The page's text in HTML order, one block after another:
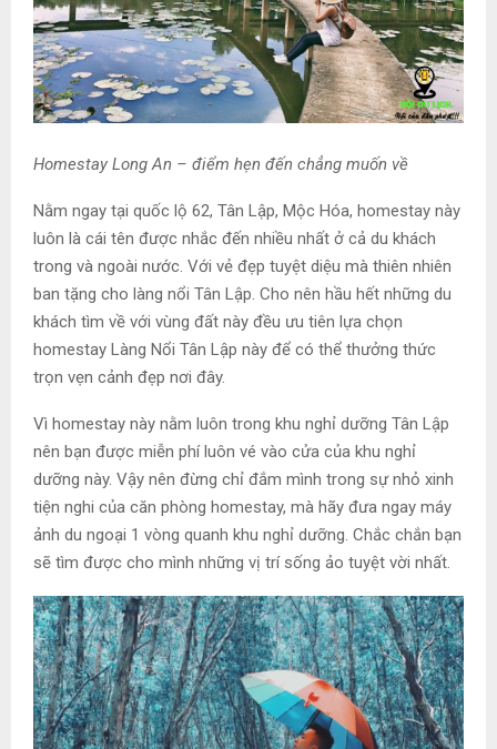
Homestay Long An – điểm hẹn đến chẳng muốn về
Nằm ngay tại quốc lộ 62, Tân Lập, Mộc Hóa, homestay này
luôn là cái tên được nhắc đến nhiều nhất ở cả du khách
trong và ngoài nước. Với vẻ đẹp tuyệt diệu mà thiên nhiên
ban tặng cho làng nổi Tân Lập. Cho nên hầu hết những du
khách tìm về với vùng đất này đều ưu tiên lựa chọn
homestay Làng Nổi Tân Lập này để có thể thưởng thức
trọn vẹn cảnh đẹp nơi đây.
Vì homestay này nằm luôn trong khu nghỉ dưỡng Tân Lập
nên bạn được miễn phí luôn vé vào cửa của khu nghỉ
dưỡng này. Vậy nên đừng chỉ đắm mình trong sự nhỏ xinh
tiện nghi của căn phòng homestay, mà hãy đưa ngay máy
ảnh du ngoại 1 vòng quanh khu nghỉ dưỡng. Chắc chắn bạn
sẽ tìm được cho mình những vị trí sống ảo tuyệt vời nhất.